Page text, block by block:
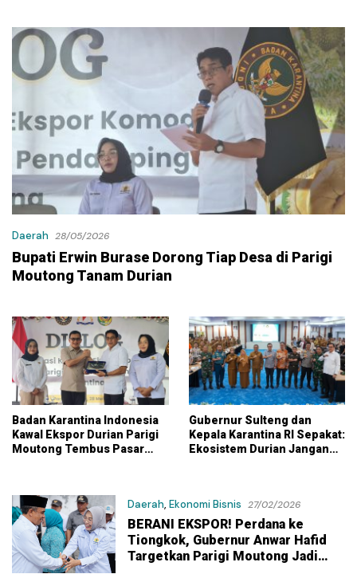
dengan Dana Pribadi
Daerah 28/05/2026
Bupati Erwin Burase Dorong Tiap Desa di Parigi
Moutong Tanam Durian
Badan Karantina Indonesia
Kawal Ekspor Durian Parigi
Moutong Tembus Pasar
Gubernur Sulteng dan
Kepala Karantina RI Sepakat:
Ekosistem Durian Jangan
Daerah, Ekonomi Bisnis 27/02/2026
BERANI EKSPOR! Perdana ke
Tiongkok, Gubernur Anwar Hafid
Targetkan Parigi Moutong Jadi